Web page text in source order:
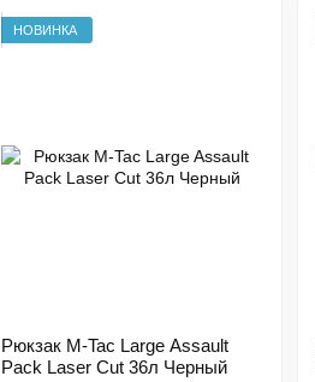
НОВИНКА
Рюкзак M-Tac Large Assault
Pack Laser Cut 36л Черный